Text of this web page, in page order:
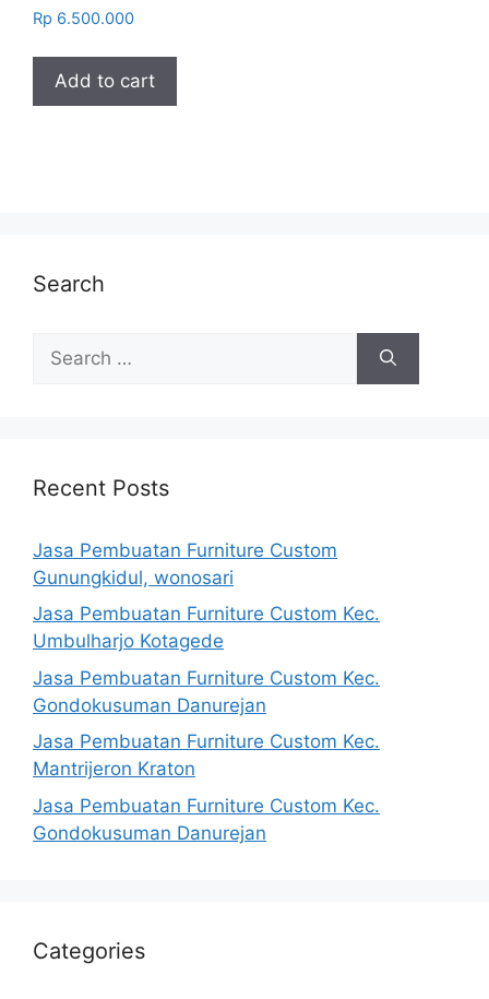
Rp 6.500.000
Add to cart
Search
for:
Recent Posts
Jasa Pembuatan Furniture Custom
Gunungkidul, wonosari
Jasa Pembuatan Furniture Custom Kec.
Umbulharjo Kotagede
Jasa Pembuatan Furniture Custom Kec.
Gondokusuman Danurejan
Jasa Pembuatan Furniture Custom Kec.
Mantrijeron Kraton
Jasa Pembuatan Furniture Custom Kec.
Gondokusuman Danurejan
Categories